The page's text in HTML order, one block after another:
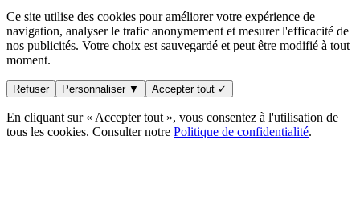
Ce site utilise des cookies pour améliorer votre expérience de
navigation, analyser le trafic anonymement et mesurer l'efficacité de
nos publicités. Votre choix est sauvegardé et peut être modifié à tout
moment.
Refuser Personnaliser ▼ Accepter tout ✓
En cliquant sur « Accepter tout », vous consentez à l'utilisation de
tous les cookies. Consulter notre Politique de confidentialité.